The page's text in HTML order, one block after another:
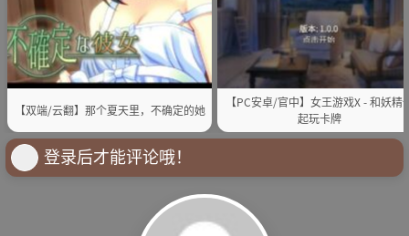
【双端/云翻】那个夏天里，不确定的她
【PC安卓/官中】女王游戏X - 和妖精
起玩卡牌
登录后才能评论哦！